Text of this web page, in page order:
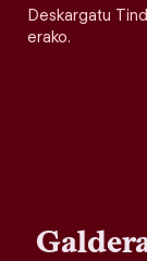
Deskargatu
erako.